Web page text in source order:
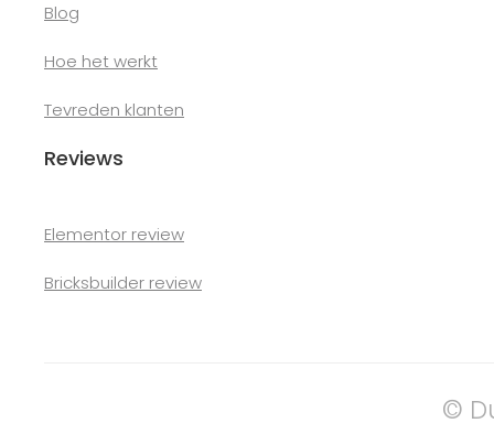
Blog
Hoe het werkt
Tevreden klanten
Reviews
Elementor review
Bricksbuilder review
©